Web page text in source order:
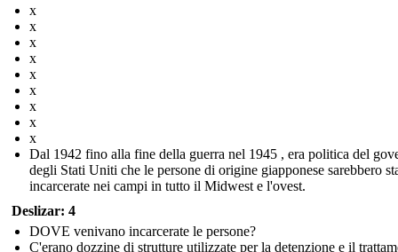
x
x
x
x
x
x
x
x
x
Dal 1942 fino alla fine della guerra nel 1945 , era politica del
degli Stati Uniti che le persone di origine giapponese sarebbero
incarcerate nei campi in tutto il Midwest e l'ovest.
Deslizar: 4
DOVE venivano incarcerate le persone?
C'erano dozzine di strutture utilizzate per la detenzione e il